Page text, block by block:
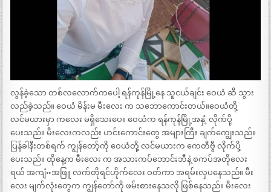
လွန်ခဲ့သော တစ်လလောက်ကပေါ့ ရန်ကုန်မြို့နေ သူငယ်ချင်း ဝေယံ ဆီ သွား
လည်ခဲ့သည်။ ဝေယံ မိန်းမ မီးလေး က သဘောကောင်းတယ်။ဝေယံတို့
လင်မယားမှာ ကလေး မရှိသေးပေ။ ဝေယံက ရန်ကုန်မြို့အနှံ့ လိုက်ပို့
ပေးသည်။ မီးလေးကလည်း ဟင်းကောင်းတွေ အများကြီး ချက်ကျွေးသည်။
ပြန်ခါနီးတစ်ရက် ကျွန်တော့်ကို ဝေယံတို့ လင်မယားက ကေတီဗွီ လိုက်ပို့
ပေးသည်။ ထိုနေ့က မီးလေး က အသားကပ်ဘောင်းဘီနဲ့ စကပ်အတိုလေး
ရယ် အကျံႌအဖြူ လက်တိုရင်ဟိုက်လေး ဝတ်ကာ အရမ်းလှပနေသည်။ မီး
လေး မျက်လုံးတွေက ကျွန်တော်ကို ဖမ်းစားနေသလို ဖြစ်နေသည်။ မီးလေး